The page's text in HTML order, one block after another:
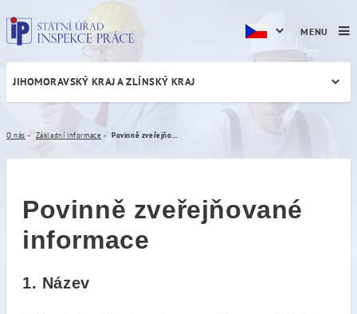
Povinně zveřejňované
JIHOMORAVSKÝ KRAJ A ZLÍNSKÝ KRAJ
O nás Základní informace
Povinně zveřejňované
informace
1. Název
MENU